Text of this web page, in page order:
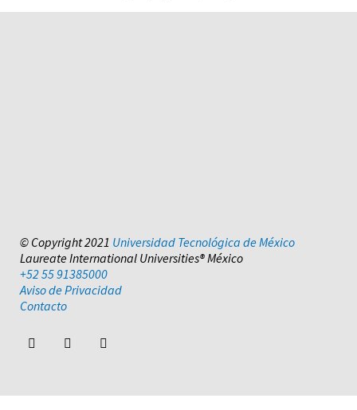
© Copyright 2021 Universidad Tecnológica de México
Laureate International Universities® México
+52 55 91385000
Aviso de Privacidad
Contacto